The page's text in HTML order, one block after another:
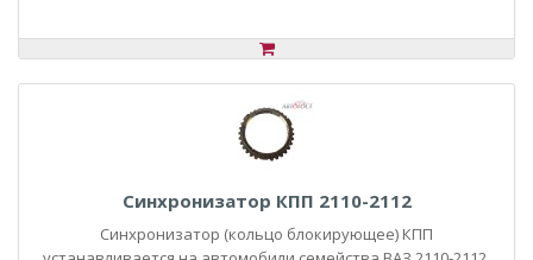
Синхронизатор КПП 2110-2112
Синхронизатор (кольцо блокирующее) КПП